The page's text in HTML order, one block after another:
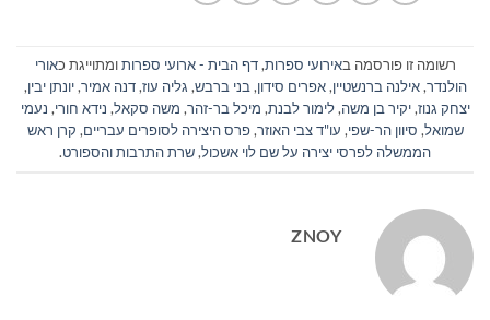
רשומה זו פורסמה באירועי ספרות,דף הבית - ארועי ספרותומתוייגת כאורי
הולנדר,אילנה ברנשטיין,אפרים סידון,בני ברבש, גליה עוז,דנה אמיר,יונתן יבין,
יצחק גנוז,יקיר בן משה,לימור לבנת, מיכל בר-זהר, משה סקאל, נידא חורי, נעמי
שמואל, סיוון הר-שפי, עו"ד צבי האוזר,פרס היצירה לסופרים עבריים, קרן ראש
הממשלה לפרסי יצירה על שם לוי אשכול,שרת התרבות והספורט.
ZNOY